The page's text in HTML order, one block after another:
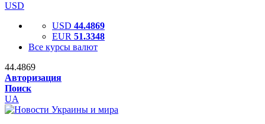
USD
USD 44.4869
EUR 51.3348
Все курсы валют
44.4869
Авторизация
Поиск
UA